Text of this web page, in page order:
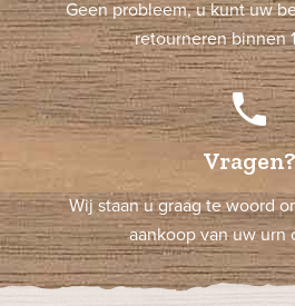
Geen probleem, u kunt uw
retourneren binnen
phone
Vragen?
Wij staan u graag te woord
aankoop van uw urn